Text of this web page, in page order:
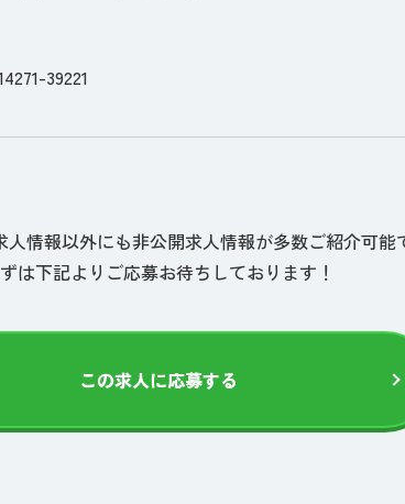
39221
人情報以外にも非公開求人情報が多数ご紹介可能
は下記よりご応募お待ちしております！
この求人に応募する